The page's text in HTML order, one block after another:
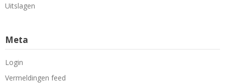
Uitslagen
Meta
Login
Vermeldingen feed